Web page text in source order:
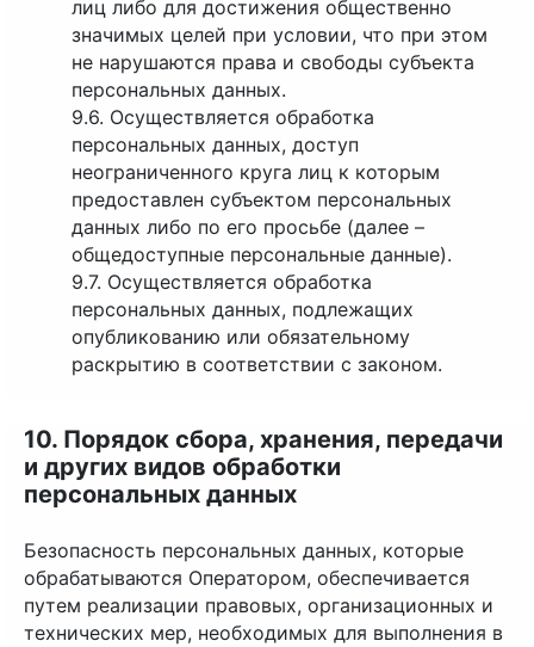
лиц либо для достижения общественно
значимых целей при условии, что при этом
не нарушаются права и свободы субъекта
персональных данных.
9.6. Осуществляется обработка
персональных данных, доступ
неограниченного круга лиц к которым
предоставлен субъектом персональных
данных либо по его просьбе (далее –
общедоступные персональные данные).
9.7. Осуществляется обработка
персональных данных, подлежащих
опубликованию или обязательному
раскрытию в соответствии с законом.
10. Порядок сбора, хранения, передачи
и других видов обработки
персональных данных
Безопасность персональных данных, которые
обрабатываются Оператором, обеспечивается
путем реализации правовых, организационных и
технических мер, необходимых для выполнения в